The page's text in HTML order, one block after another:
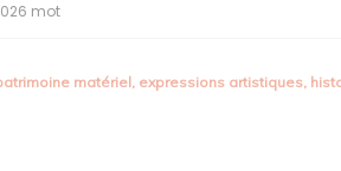
026 mot
matériel, expressions artistiques,